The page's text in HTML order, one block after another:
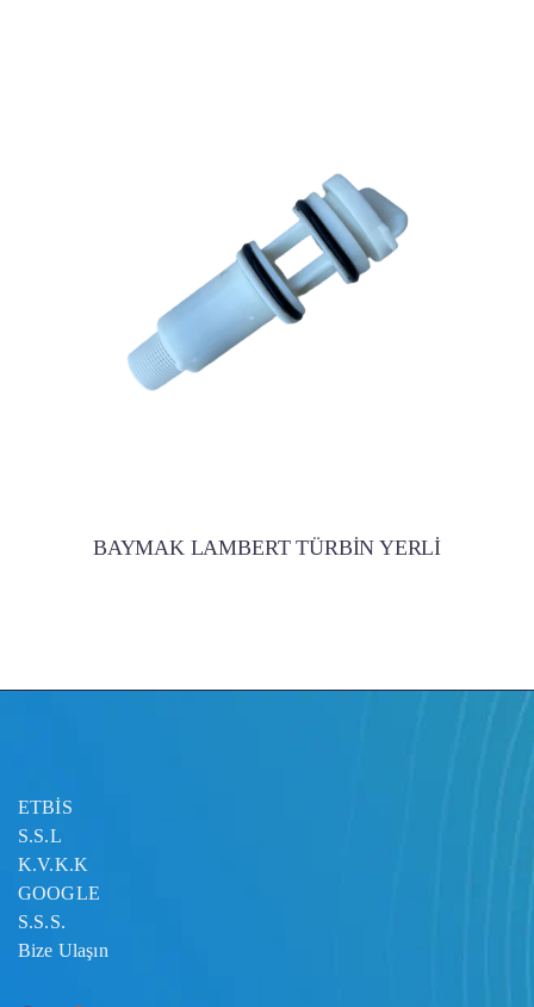
BAYMAK LAMBERT TÜRBİN YERLİ
ETBİS
S.S.L
K.V.K.K
GOOGLE
S.S.S.
Bize Ulaşın